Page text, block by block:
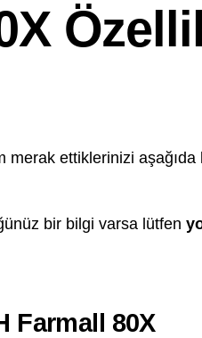
merak ettiklerinizi
bir bilgi varsa lütfen
Farmall 80X